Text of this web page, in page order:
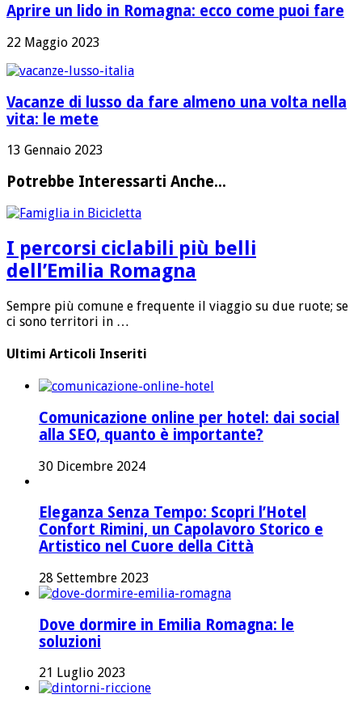
Aprire un lido in Romagna: ecco come puoi fare
22 Maggio 2023
Vacanze di lusso da fare almeno una volta nella
vita: le mete
13 Gennaio 2023
Potrebbe Interessarti Anche...
I percorsi ciclabili più belli
dell’Emilia Romagna
Sempre più comune e frequente il viaggio su due ruote; se
ci sono territori in …
Ultimi Articoli Inseriti
Comunicazione online per hotel: dai social
alla SEO, quanto è importante?
30 Dicembre 2024
Eleganza Senza Tempo: Scopri l’Hotel
Confort Rimini, un Capolavoro Storico e
Artistico nel Cuore della Città
28 Settembre 2023
Dove dormire in Emilia Romagna: le
soluzioni
21 Luglio 2023